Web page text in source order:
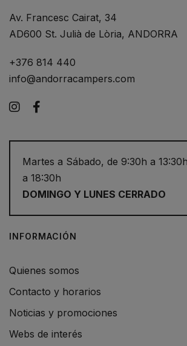
Av. Francesc Cairat, 34
AD600 St. Julià de Lòria, ANDORRA
+376 814 440
info@andorracampers.com
Instagram
Martes a Sábado, de 9:30h a
a 18:30h
DOMINGO Y LUNES CERRADO
INFORMACIÓN
Quienes somos
Contacto y horarios
Noticias y promociones
Webs de interés